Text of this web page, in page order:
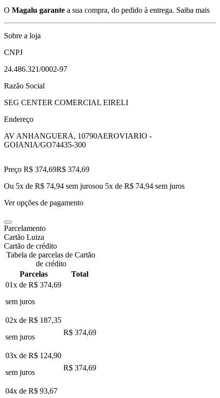
O Magalu garante a sua compra, do pedido à entrega. Saiba mais
Sobre a loja
CNPJ
24.486.321/0002-97
Razão Social
SEG CENTER COMERCIAL EIRELI
Endereço
AV ANHANGUERA, 10790AEROVIARIO -
GOIANIA/GO74435-300
Preço R$ 374,69R$ 374,69
Ou 5x de R$ 74,94 sem jurosou 5x de R$ 74,94 sem juros
Ver opções de pagamento
Parcelamento
Cartão Luiza
Cartão de crédito
Tabela de parcelas de Cartão
de crédito
Parcelas
Total
01x de R$ 374,69
sem juros
02x de R$ 187,35
sem juros
R$ 374,69
03x de R$ 124,90
sem juros
R$ 374,69
04x de R$ 93,67